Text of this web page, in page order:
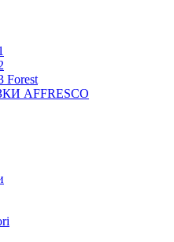
Forest
AFFRESCO